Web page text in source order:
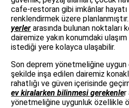
cafe-restoran gibi imkânlar
renklendirmek üzere
yerler arasında bulunan
dairemize yakın konumdaki ulaşım
istediği yere kolayca ulaşabilir.
Son deprem yönetmeliğine uygun
şekilde inşa edilen dairemiz
rahatlığı ve güven içerisinde
ev kiralarken bilinmesi gerekenler
yönetmeliğine uygunluk özellikle